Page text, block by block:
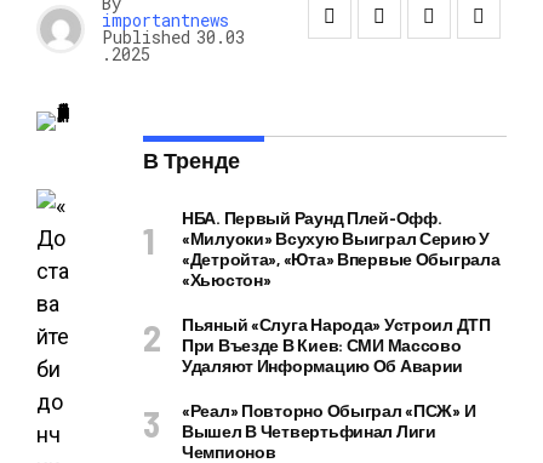
importantnews
Published 30.03
.2025
В Тренде
НБА. Первый Раунд Плей-Офф.
«Милуоки» Всухую Выиграл Серию У
«Детройта», «Юта» Впервые Обыграла
«Хьюстон»
Пьяный «слуга Народа» Устроил ДТП
При Въезде В Киев: СМИ Массово
Удаляют Информацию Об Аварии
«Реал» Повторно Обыграл «ПСЖ» И
Вышел В Четвертьфинал Лиги
Чемпионов